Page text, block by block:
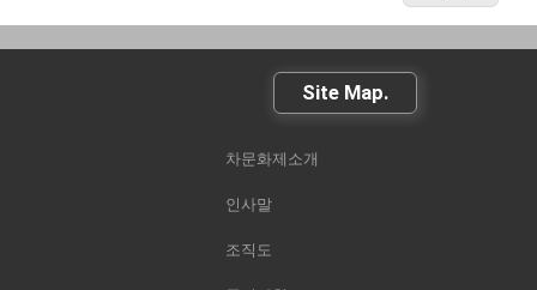
Site Map.
차문화제소개
인사말
조직도